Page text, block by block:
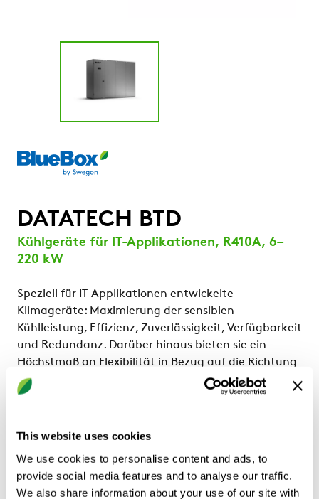
This website uses cookies
We use cookies to personalise content and ads, to
provide social media features and to analyse our traffic.
We also share information about your use of our site with
DATATECH BTD
Kühlgeräte für IT-Applikationen, R410A, 6–
220 kW
Speziell für IT-Applikationen entwickelte
Klimageräte: Maximierung der sensiblen
Kühlleistung, Effizienz, Zuverlässigkeit, Verfügbarkeit
und Redundanz. Darüber hinaus bieten sie ein
Höchstmaß an Flexibilität in Bezug auf die Richtung
der Zu- und Rückluft, zur besseren Anpassung an die
verschiedenen Standortlayouts.
eingesetzt werden, die konstant und kontinuierlich
Feuchtigkeitsregelung) erfordern.
Konfigurationen